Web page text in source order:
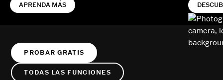
APRENDA MÁS
PROBAR GRATIS
TODAS LAS FUNCIONES